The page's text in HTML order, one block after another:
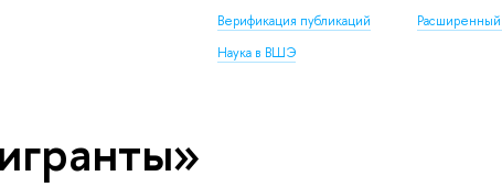
Верификация публикаций
Наука в ВШЭ